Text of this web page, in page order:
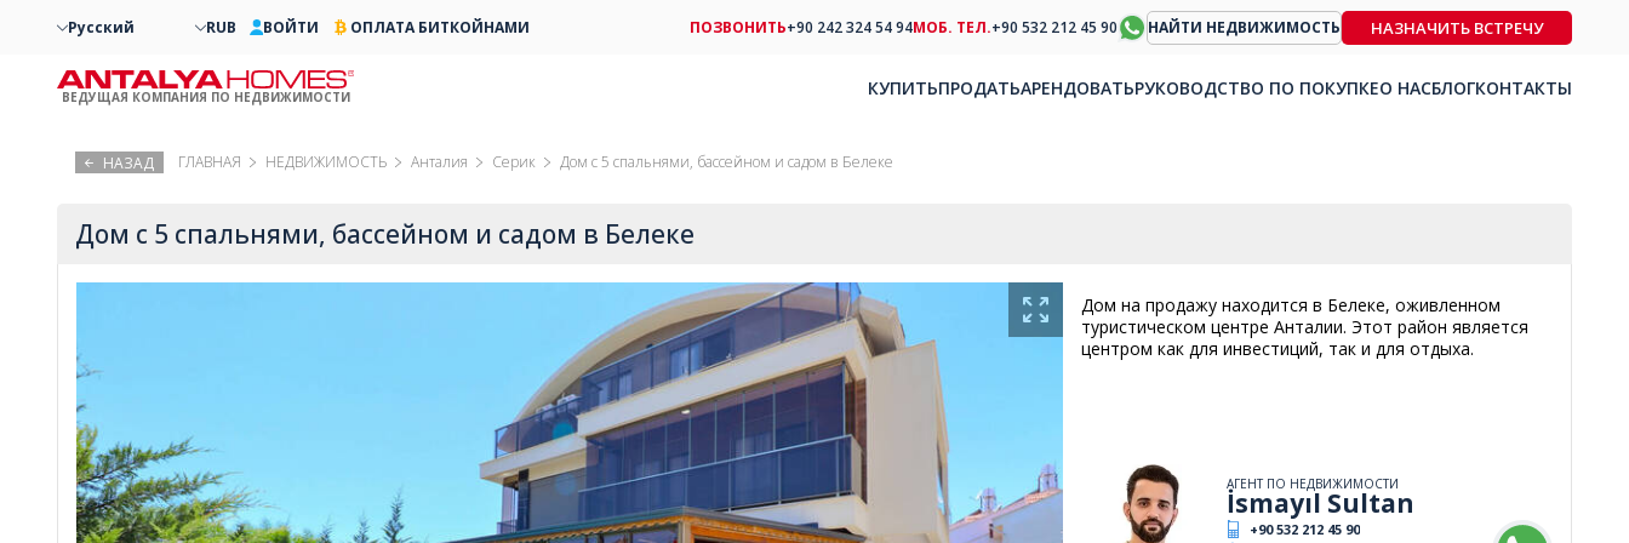
НАЗАД ГЛАВНАЯ НЕДВИЖИМОСТЬ Анталия Серик Дом с 5 спальнями, бассейном и садом в Белеке
Дом с 5 спальнями, бассейном и садом в Белеке
Дом на продажу находится в Белеке, оживленном
туристическом центре Анталии. Этот район является
центром как для инвестиций, так и для отдыха.
АГЕНТ ПО НЕДВИЖИМОСТИ
İsmayıl Sultan
+90 532 212 45 90
Русский RUB ВОЙТИ ОПЛАТА БИТКОЙНАМИ
ВЕДУЩАЯ КОМПАНИЯ ПО НЕДВИЖИМОСТИ
ПОЗВОНИТЬ+90 242 324 54 94МОБ. ТЕЛ.+90 532 212 45 90 НАЙТИ НЕДВИЖИМОСТЬ НАЗНАЧИТЬ ВСТРЕЧУ
КУПИТЬПРОДАТЬАРЕНДОВАТЬРУКОВОДСТВО ПО ПОКУПКЕО НАСБЛОГКОНТАКТЫ